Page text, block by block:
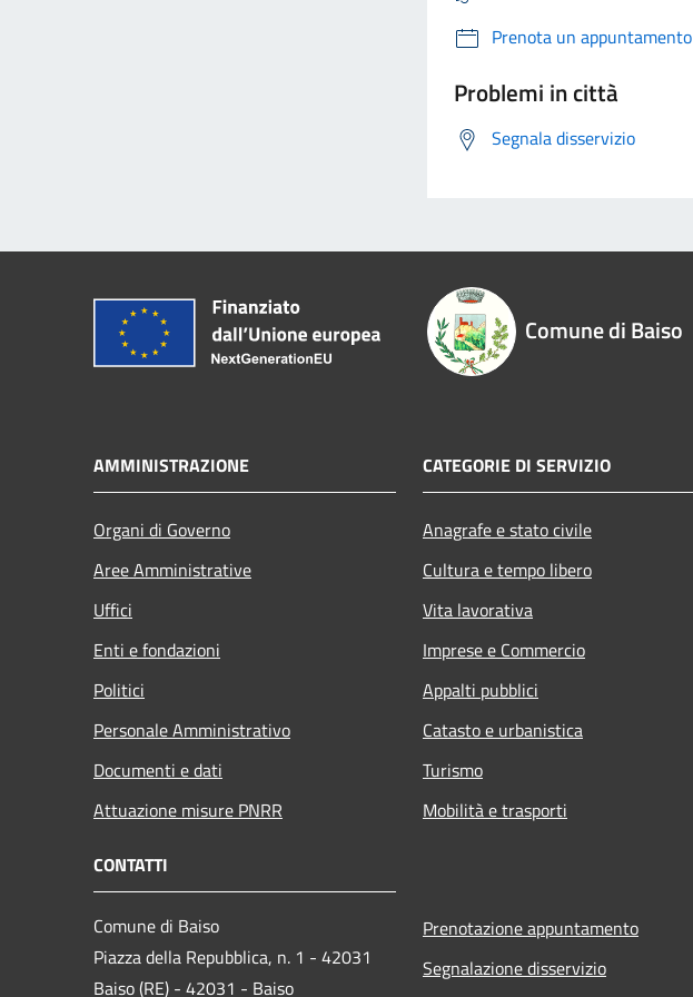
Prenota un appuntamento
Problemi in città
Segnala disservizio
Comune di Baiso
AMMINISTRAZIONE
Organi di Governo
Aree Amministrative
Uffici
Enti e fondazioni
Politici
Personale Amministrativo
Documenti e dati
Attuazione misure PNRR
CATEGORIE DI SERVIZIO
Anagrafe e stato civile
Cultura e tempo libero
Vita lavorativa
Imprese e Commercio
Appalti pubblici
Catasto e urbanistica
Turismo
Mobilità e trasporti
CONTATTI
Comune di Baiso
Piazza della Repubblica, n. 1 - 42031
Baiso (RE) - 42031 - Baiso
Prenotazione appuntamento
Segnalazione disservizio